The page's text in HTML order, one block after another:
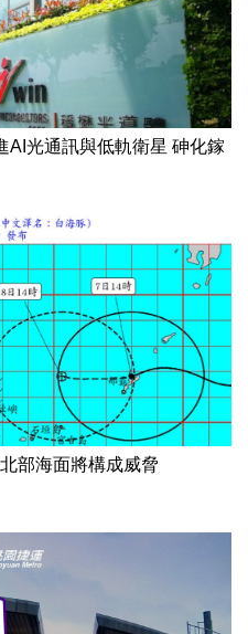
AI光通訊與低軌衛星 砷化鎵
部海面將構成威脅